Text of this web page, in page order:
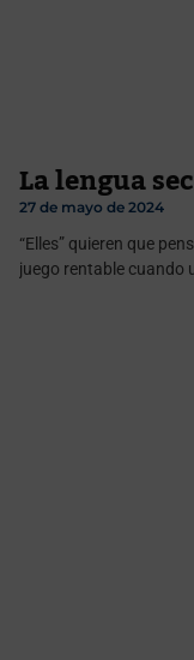
La lengua
27 de mayo de 2024
“Elles” quieren que
juego rentable cuando